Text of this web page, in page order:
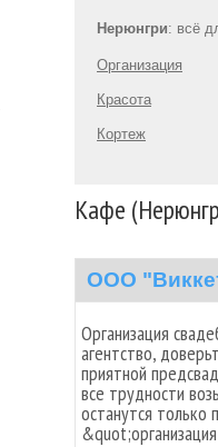
Нерюнгри: всё
Организация
Красота
Кортеж
Кафе
ООО
Организация
агентство,
приятной
все трудности
останутся только